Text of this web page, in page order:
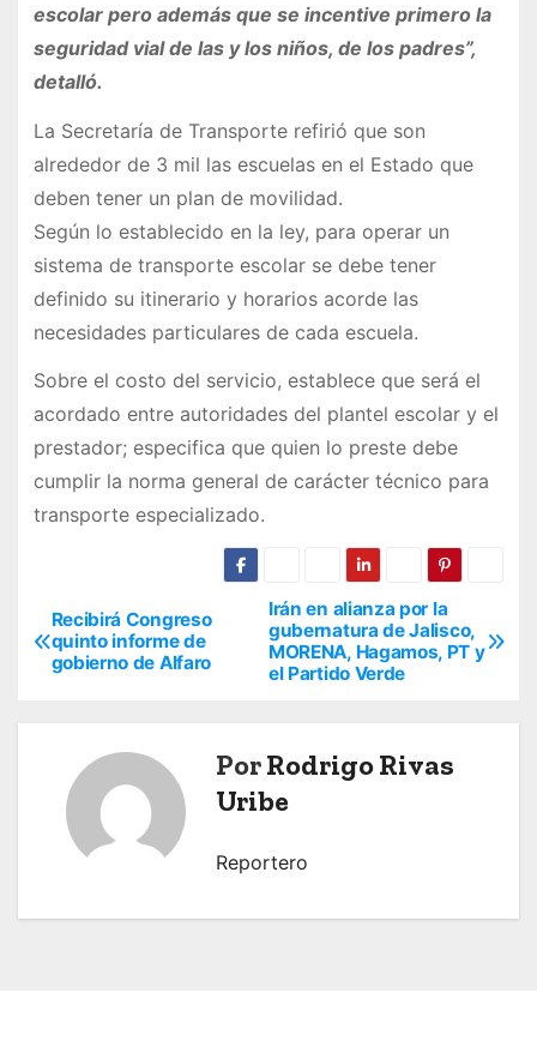
escolar pero además que se incentive primero la
seguridad vial de las y los niños, de los padres”,
detalló.
La Secretaría de Transporte refirió que son
alrededor de 3 mil las escuelas en el Estado que
deben tener un plan de movilidad.
Según lo establecido en la ley, para operar un
sistema de transporte escolar se debe tener
definido su itinerario y horarios acorde las
necesidades particulares de cada escuela.
Sobre el costo del servicio, establece que será el
acordado entre autoridades del plantel escolar y el
prestador; especifica que quien lo preste debe
cumplir la norma general de carácter técnico para
transporte especializado.
N
a
c
Irán en alianza por la
gubernatura de Jalisco,
MORENA, Hagamos, PT y
el Partido Verde
Recibirá Congreso
quinto informe de
gobierno de Alfaro
PorRodrigo Rivas
Uribe
Reportero